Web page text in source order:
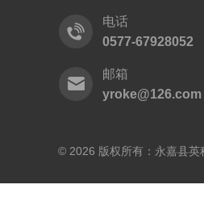
电话
0577-67928052
邮箱
yroke@126.com
© 2026 版权所有：永嘉县